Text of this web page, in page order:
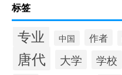
标签
专业 中国 作者
唐代 大学 学校